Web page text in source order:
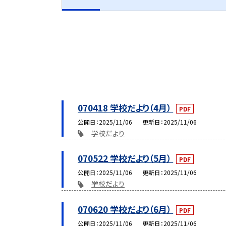
070418 学校だより（4月）
PDF
公開日 2025/11/06 更新日 2025/11/06
学校だより
070522 学校だより（5月）
PDF
公開日 2025/11/06 更新日 2025/11/06
学校だより
070620 学校だより（6月）
PDF
公開日 2025/11/06 更新日 2025/11/06